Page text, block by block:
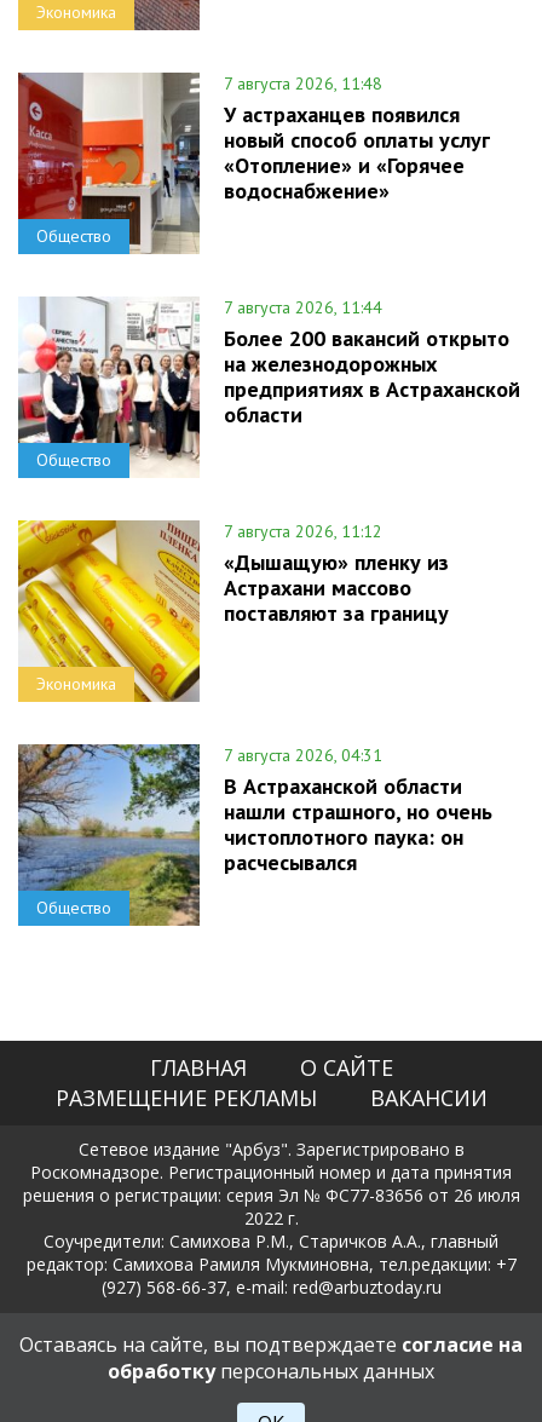
Экономика
Общество
7 августа 2026, 11:48
У астраханцев появился
новый способ оплаты услуг
«Отопление» и «Горячее
водоснабжение»
Общество
7 августа 2026, 11:44
Более 200 вакансий открыто
на железнодорожных
предприятиях в Астраханской
области
Экономика
7 августа 2026, 11:12
«Дышащую» пленку из
Астрахани массово
поставляют за границу
Общество
7 августа 2026, 04:31
В Астраханской области
нашли страшного, но очень
чистоплотного паука: он
расчесывался
ГЛАВНАЯ
О САЙТЕ
РАЗМЕЩЕНИЕ РЕКЛАМЫ
ВАКАНСИИ
Сетевое издание "Арбуз". Зарегистрировано в
Роскомнадзоре. Регистрационный номер и дата принятия
решения о регистрации: серия Эл № ФС77-83656 от 26 июля
2022 г.
Соучредители: Самихова Р.М., Старичков А.А., главный
редактор: Самихова Рамиля Мукминовна, тел.редакции: +7
(927) 568-66-37, e-mail: red@arbuztoday.ru
Политика в отношении обработки и защиты персональных
данных
18+
Оставаясь на сайте, вы подтверждаете согласие на
обработкуперсональных данных